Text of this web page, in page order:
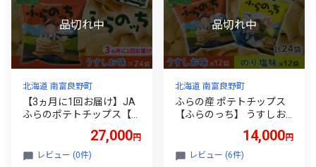
北海道 南富良野町
【3ヵ月に1回お届け】JA
ふらのポテトチップス【ふ
らのっち】うすしお味24
袋 ふらの農業協同組合(南
富良野町) ジャガイモ うす
27,000円
レビュー (0件)
北海道 南富良野町
ふらの産 ポテトチップス
【ふらのっち】 うすしお
味 ＆ のり塩味 セット ふら
の農業協同組合(南富良野
町) ジャガイモ うすしお の
14,000円
レビュー (6件)